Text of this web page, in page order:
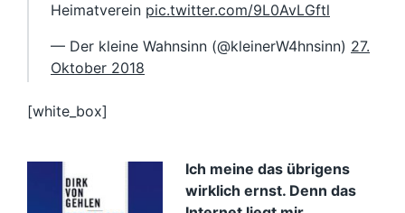
Heimatverein pic.twitter.com/9L0AvLGftl
— Der kleine Wahnsinn (@kleinerW4hnsinn) 27.
Oktober 2018
[white_box]
Ich meine das übrigens
wirklich ernst. Denn das